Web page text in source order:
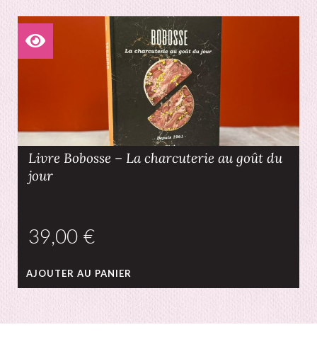
Livre Bobosse – La charcuterie au goût du
jour
€
AJOUTER AU PANIER